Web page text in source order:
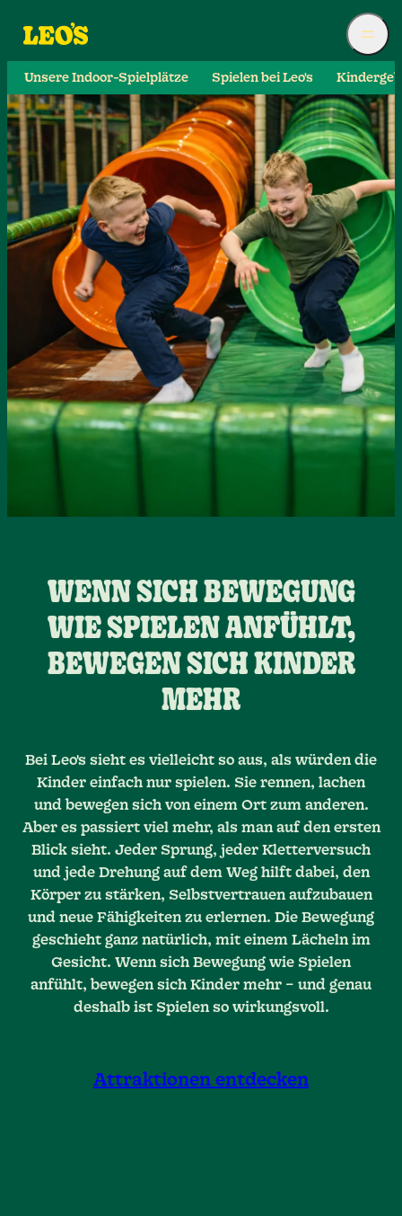
Unsere Indoor-Spielplätze Spielen bei Leo's
WENN SICH BEWEGUNG
WIE SPIELEN ANFÜHLT,
BEWEGEN SICH KINDER
MEHR
Bei Leo's sieht es vielleicht so aus, als würden die
Kinder einfach nur spielen. Sie rennen, lachen
und bewegen sich von einem Ort zum anderen.
Aber es passiert viel mehr, als man auf den ersten
Blick sieht. Jeder Sprung, jeder Kletterversuch
und jede Drehung auf dem Weg hilft dabei, den
Körper zu stärken, Selbstvertrauen aufzubauen
und neue Fähigkeiten zu erlernen. Die Bewegung
geschieht ganz natürlich, mit einem Lächeln im
Gesicht. Wenn sich Bewegung wie Spielen
anfühlt, bewegen sich Kinder mehr – und genau
deshalb ist Spielen so wirkungsvoll.
Attraktionen entdecken